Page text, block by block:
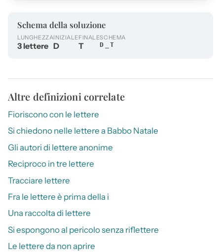
Schema della soluzione
LUNGHEZZA
3 lettere
INIZIALE
D
FINALE
T
SCHEMA
D_T
Altre definizioni correlate
Fioriscono con le lettere
Si chiedono nelle lettere a Babbo Natale
Gli autori di lettere anonime
Reciproco in tre lettere
Tracciare lettere
Fra le lettere è prima della i
Una raccolta di lettere
Si espongono al pericolo senza riflettere
Le lettere da non aprire